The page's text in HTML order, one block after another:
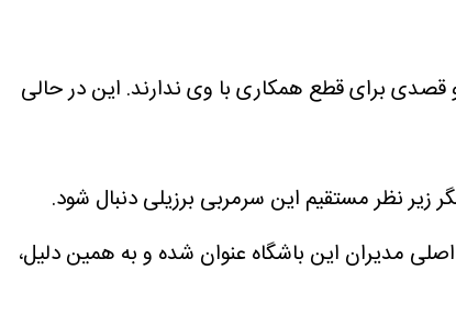
و قصدی برای قطع همکاری با وی ندارند. این در حالی
زیر نظر مستقیم این سرمربی برزیلی دنبال شود.
مدیران این باشگاه عنوان شده و به همین دلیل،